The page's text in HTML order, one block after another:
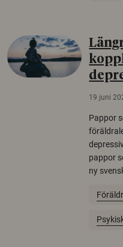
19 juni
Pappor
pappor
ny